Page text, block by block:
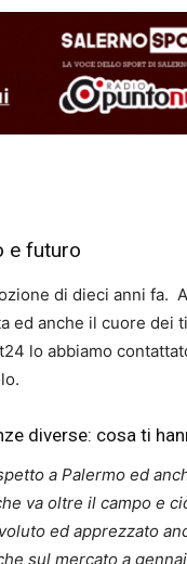
e futuro
di dieci anni
ed anche il cuore dei
lo abbiamo
diverse: cosa ti
a Palermo ed
va oltre il campo e
ed apprezzato
sul mercato a